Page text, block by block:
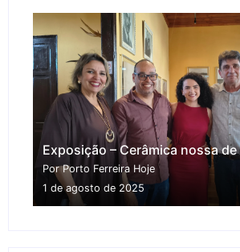
Exposição – Cerâmica nossa
Por Porto Ferreira Hoje
1 de agosto de 2025